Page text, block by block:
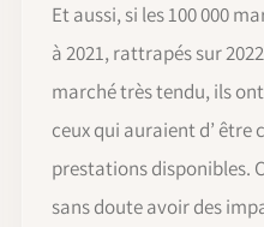
Et aussi, si les 100 000
à 2021, rattrapés sur
marché très tendu, ils
ceux qui auraient d’ être
prestations disponibles.
sans doute avoir des